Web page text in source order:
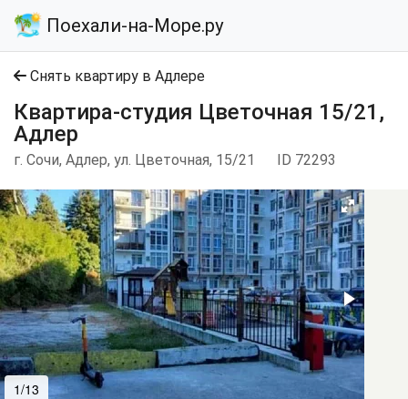
Поехали-на-Море.ру
Снять квартиру в Адлере
Квартира-студия Цветочная 15/21,
Адлер
г. Сочи, Адлер, ул. Цветочная, 15/21 ID 72293
1/13